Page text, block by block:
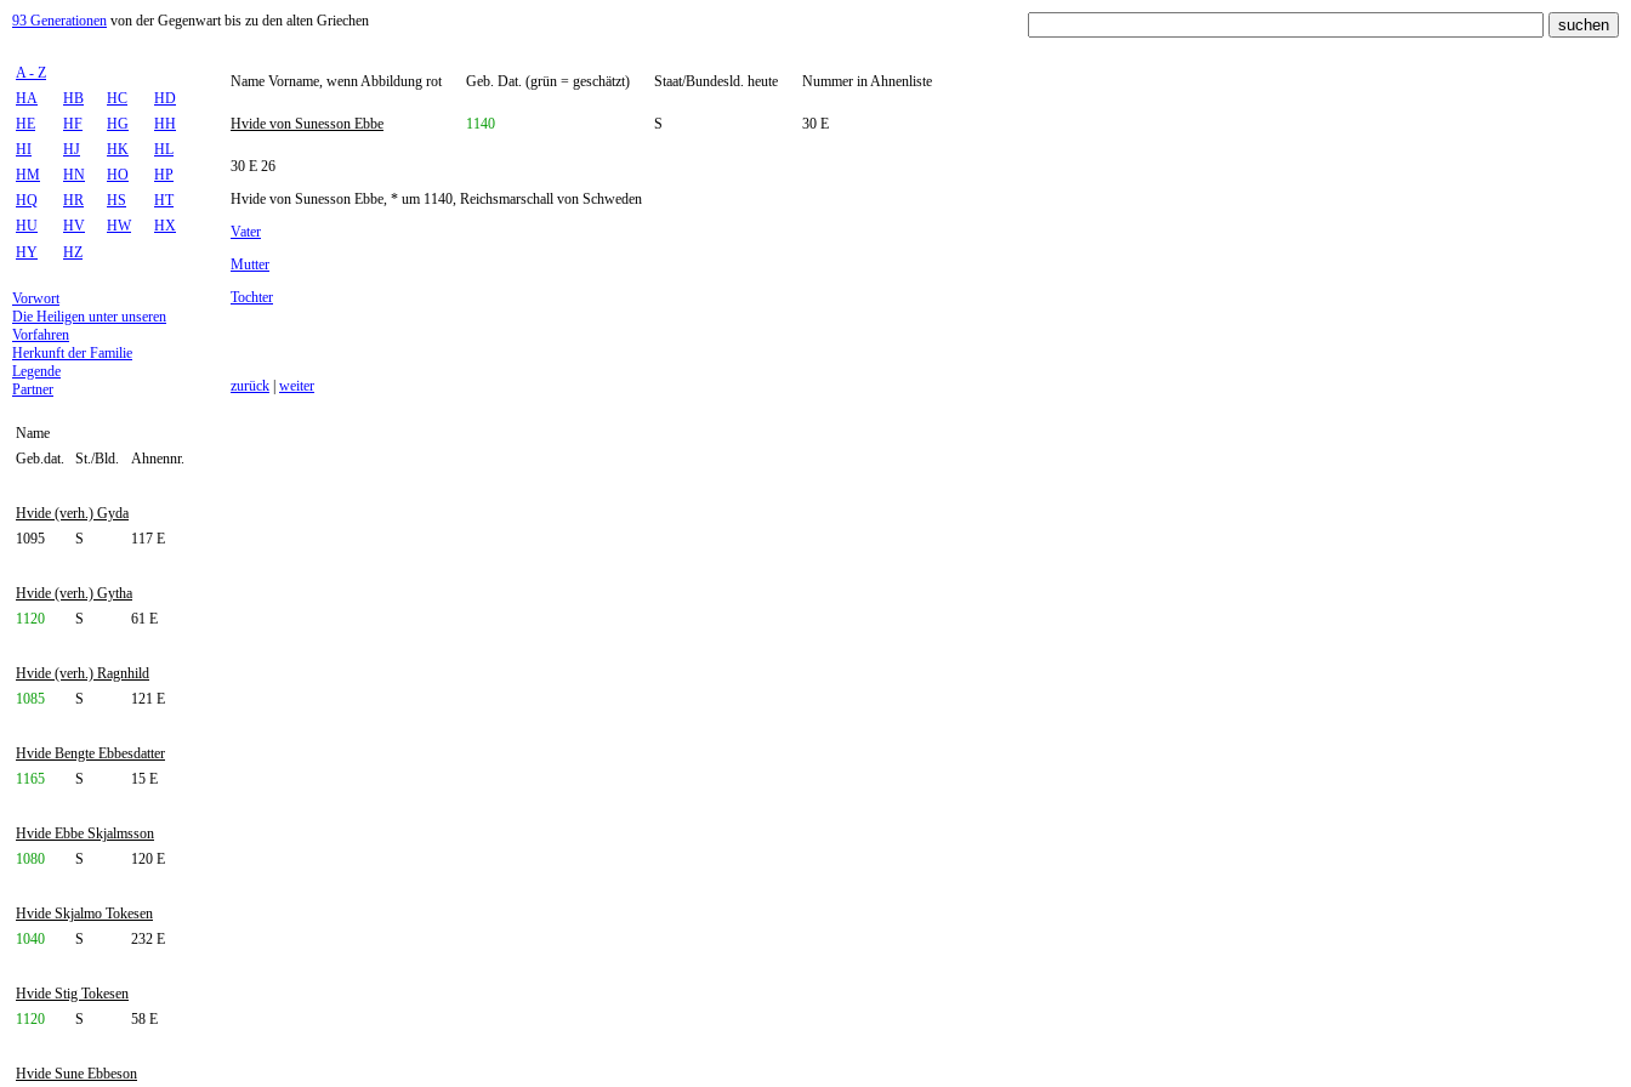
93 Generationen von der Gegenwart bis zu den alten Griechen
A - Z
HA
HB HC
HD
HE
HF HG
HH
HI
HJ HK
HL
HM
HN HO
HP
HQ
HR HS
HT
HU
HV HW
HX
HY
HZ
Vorwort
Die Heiligen unter unseren
Vorfahren
Herkunft der Familie
Legende
Partner
Name
Geb.dat.
St./Bld. Ahnennr.
Hvide (verh.) Gyda
1095
S 117 E
Hvide (verh.) Gytha
1120
S 61 E
Hvide (verh.) Ragnhild
1085
S 121 E
Hvide Bengte Ebbesdatter
1165
S 15 E
Hvide Ebbe Skjalmsson
1080
S 120 E
Hvide Skjalmo Tokesen
1040
S 232 E
Hvide Stig Tokesen
1120
S 58 E
Hvide Sune Ebbeson
Name Vorname, wenn Abbildung rot Geb. Dat. (grün = geschätzt) Staat/Bundesld. heute Nummer in Ahnenliste
Hvide von Sunesson Ebbe 1140 S 30 E
30 E 26
Hvide von Sunesson Ebbe, * um 1140, Reichsmarschall von Schweden
Vater
Mutter
Tochter
zurück weiter